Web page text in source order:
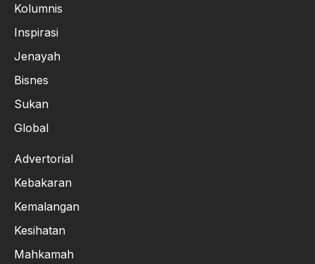
Kolumnis
Inspirasi
Jenayah
Bisnes
Sukan
Global
Advertorial
Kebakaran
Kemalangan
Kesihatan
Mahkamah